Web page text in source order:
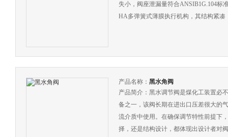
失小，阀座泄漏量符合ANSIB1G.104标
HA多弹簧式薄膜执行机构，其结构紧凑
产品名称： 黑水角阀
产品简介：黑水调节阀是煤化工装置必
备之一，该阀长期在进出口压差很大的
流介质中使用。在确保调节特性前提下
择，还是结构设计，都体现出设计者对